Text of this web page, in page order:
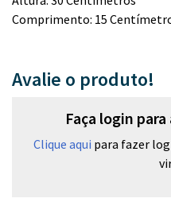
Comprimento: 15
Avalie o produto!
Faça login
Clique aqui para fazer